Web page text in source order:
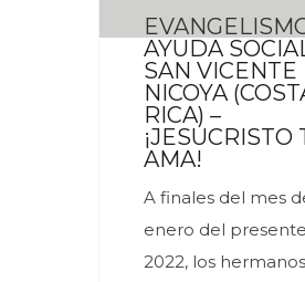
AYUDA
SAN VICENTE
NICOYA
RICA) –
¡JESUCRISTO
AMA!
A finales del mes
enero del
2022, los hermanos